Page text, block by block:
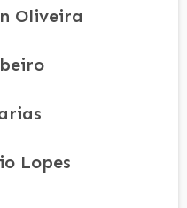
Oliveira
Lopes